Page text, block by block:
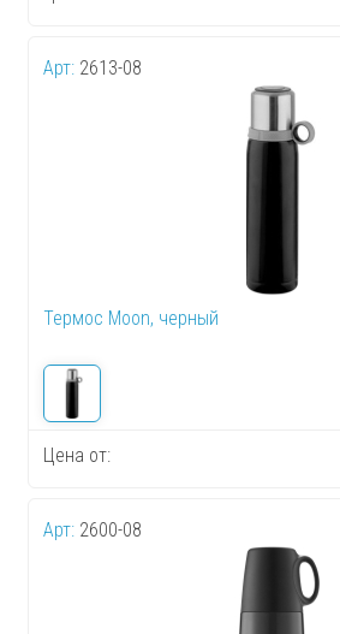
Арт: 2613-08
Термос Moon, черный
Цена от:
Арт: 2600-08